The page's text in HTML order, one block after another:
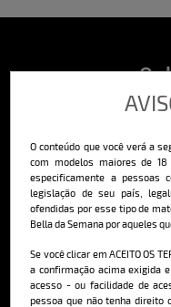
O conteúdo que você verá a
com modelos maiores de
especificamente a pessoas
legislação de seu país,
ofendidas por esse tipo de
Bella da Semana por aqueles
Se você clicar em ACEITO OS
a confirmação acima exigida
acesso - ou facilidade de
pessoa que não tenha direito
O Bella da Semana é a
do Brasil, com ensaios
comportamento,
Cadastre-
deliciosa